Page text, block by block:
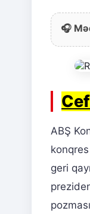
🎧
ABŞ
geri